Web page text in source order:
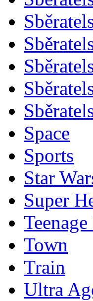
Space
Sports
Star
Super
Town
Train
Ultra